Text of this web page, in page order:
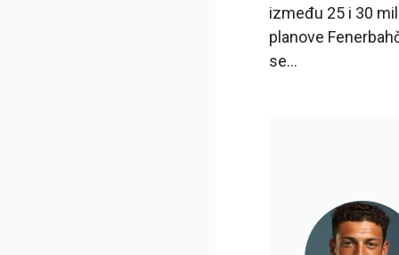
između 25 i 30
planove
se…